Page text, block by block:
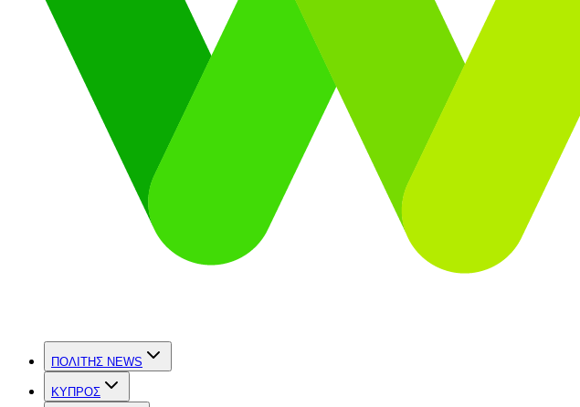
ΠΟΛΙΤΗΣ NEWS
ΚΥΠΡΟΣ